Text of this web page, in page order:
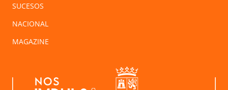
SUCESOS
NACIONAL
MAGAZINE